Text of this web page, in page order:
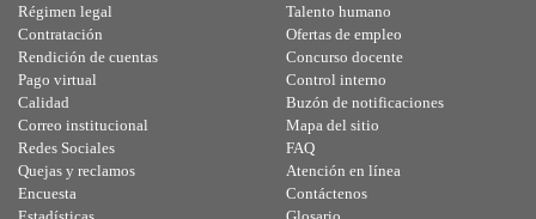
Régimen legal
Contratación
Rendición de cuentas
Pago virtual
Calidad
Talento humano
Ofertas de empleo
Concurso docente
Control interno
Buzón de notificaciones
Correo institucional
Redes Sociales
Quejas y reclamos
Encuesta
Mapa del sitio
FAQ
Atención en línea
Contáctenos